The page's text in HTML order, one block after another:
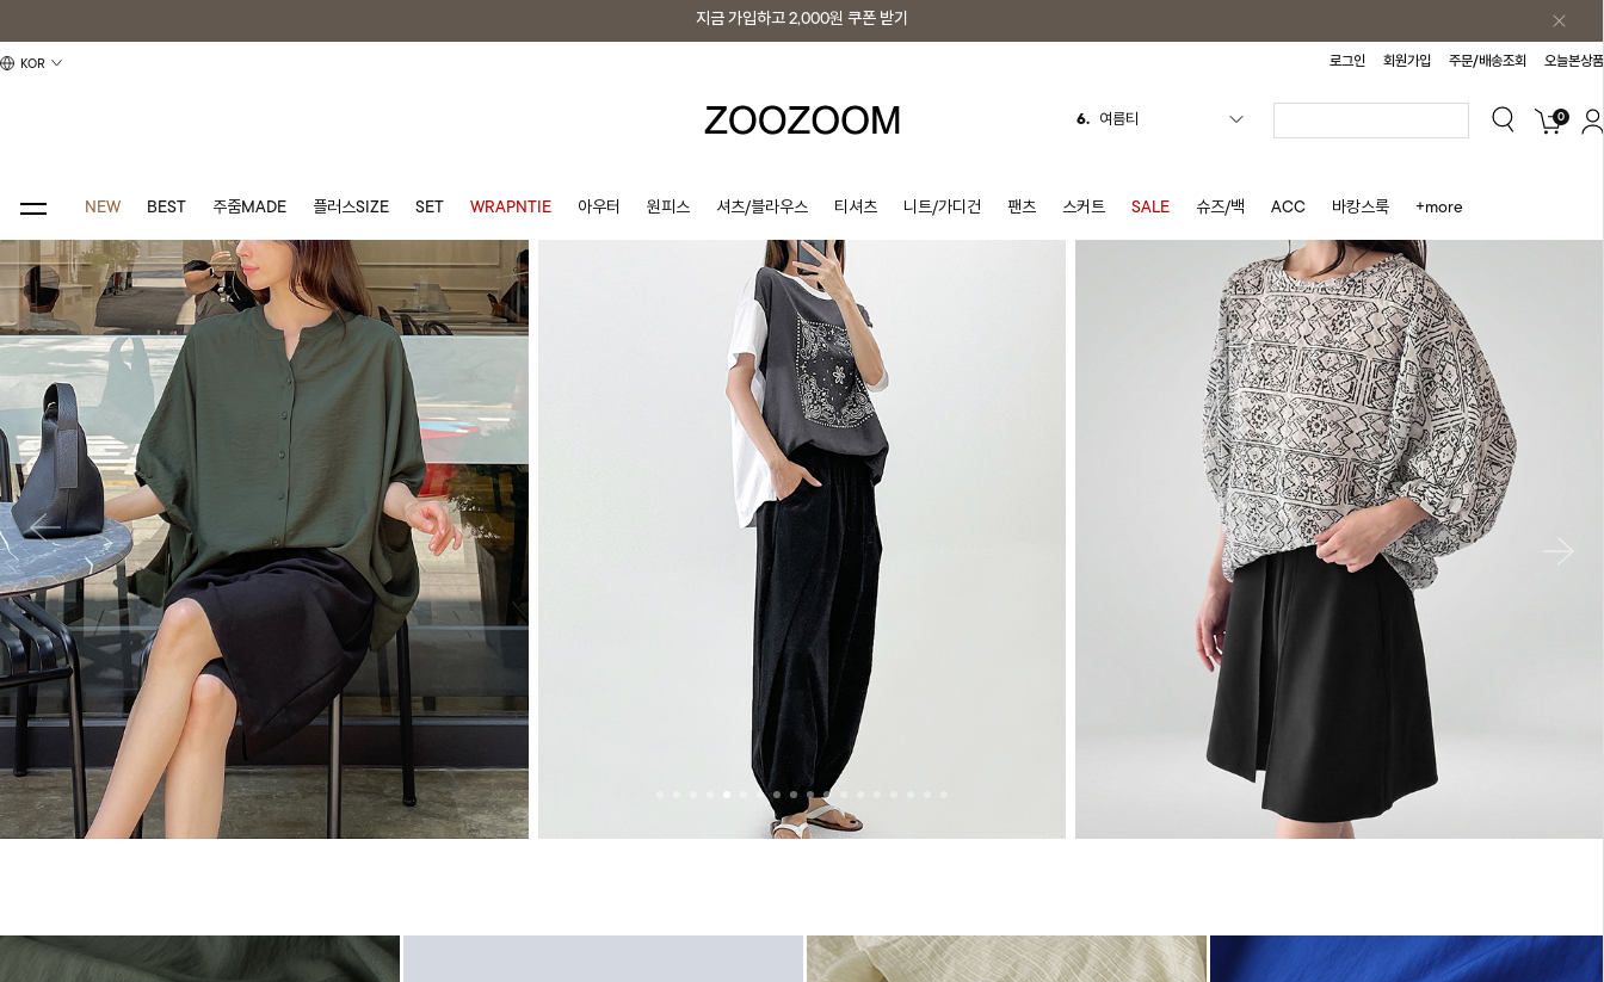
지금 가입하고 2,000원 쿠폰 받기
KOR 로그인 회원가입 주문/배송조회 오늘본상품
7. 가디건
9.
0
NEW BEST 주줌MADE 플러스SIZE SET WRAPNTIE 아우터 원피스 셔츠/블라우스 티셔츠 니트/가디건 팬츠 스커트 SALE 슈즈/백 ACC 바캉스룩 +more